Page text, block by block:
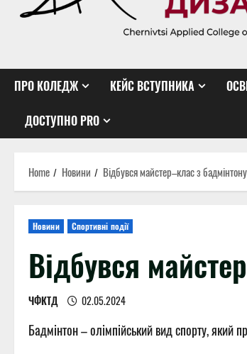
ПРО КОЛЕДЖ КЕЙС ВСТУПНИКА
ДОСТУПНО PRO
Home Новини Відбувся майстер–клас з бадмінтону
Новини Спортивні події
Відбувся
ЧФКТД 02.05.2024
Бадмінтон – олімпійський вид спорту, який